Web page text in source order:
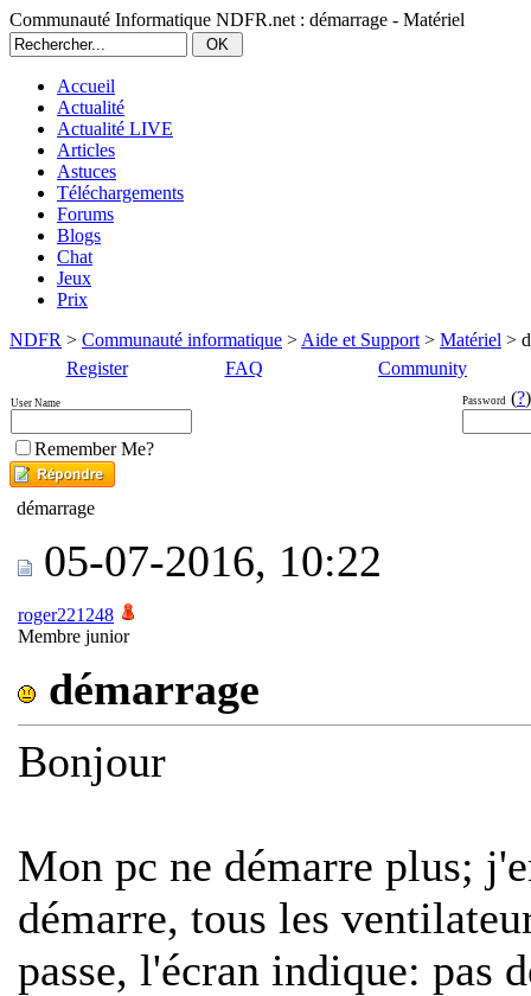
Communauté Informatique NDFR.net : démarrage - Matériel
Accueil
Actualité
Actualité LIVE
Articles
Astuces
Téléchargements
Forums
Blogs
Chat
Jeux
Prix
NDFR > Communauté informatique > Aide et Support > Matériel >
Register
FAQ Community
User Name Password (?)
Remember Me?
démarrage
05-07-2016, 10:22
roger221248
Membre junior
démarrage
Bonjour
Mon pc ne démarre plus;
démarre, tous les
passe, l'écran indique: pas